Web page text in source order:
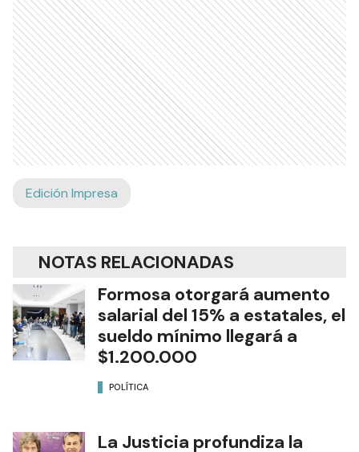
Edición Impresa
NOTAS RELACIONADAS
Formosa otorgará aumento
salarial del 15% a estatales, el
sueldo mínimo llegará a
$1.200.000
POLÍTICA
La Justicia profundiza la